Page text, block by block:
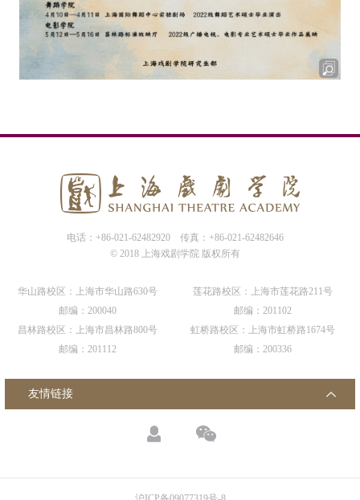
电话：+86-021-62482920
传真：+86-021-62482646
© 2018 上海戏剧学院 版权所有
华山路校区：上海市华山路630号
邮编：200040
昌林路校区：上海市昌林路800号
邮编：201112
莲花路校区：上海市莲花路211号
邮编：201102
虹桥路校区：上海市虹桥路1674号
邮编：200336
友情链接